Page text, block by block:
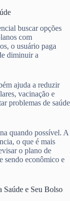
buscar opções
com
o usuário paga
diminuir a
ajuda a reduzir
vacinação e
problemas de saúde
quando possível. A
o que é mais
o plano de
sendo econômico e
Saúde e Seu Bolso